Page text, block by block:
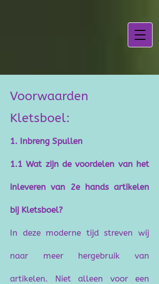
Voorwaarden
Kletsboel:
1. Inbreng Spullen
1.1 Wat zijn de voordelen van het
inleveren van 2e hands artikelen
bij Kletsboel?
In deze moderne tijd streven wij
naar meer hergebruik van
artikelen. Niet alleen voor een